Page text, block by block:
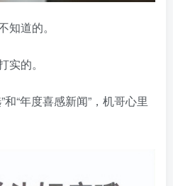
道的。
的。
“年度喜感新闻”，机哥心里